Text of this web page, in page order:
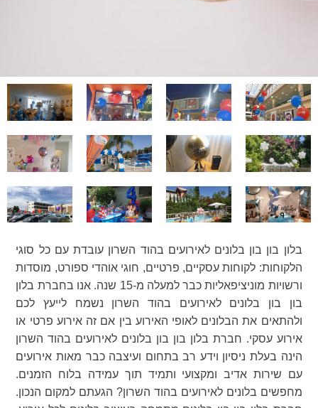
בלון בון בון בלונים לאירועים בהוד השרון עובדת עם כל סוגי
הלקוחות: לקוחות עסקיים, פרטיים, חוגי אוהדי ספורט, מוסדות
ורשויות מוניציפאליות כבר למעלה מ-15 שנה. אנו בחברת בלון
בון בון בלונים לאירועים בהוד השרון נשמח לייעץ לכם
ולהתאים את הבלונים לאופי האירוע בין אם זה אירוע פרטי או
אירוע עסקי. חברת בלון בון בון בלונים לאירועים בהוד השרון
הינה בעלת ניסיון וידע רב בתחום ועיצבה כבר מאות אירועים
עם שירות אדיב ומקצועי ותמיד תוך עמידה בלוח הזמנים.
מחפשים בלונים לאירועים בהוד השרון? הגעתם למקום הנכון.